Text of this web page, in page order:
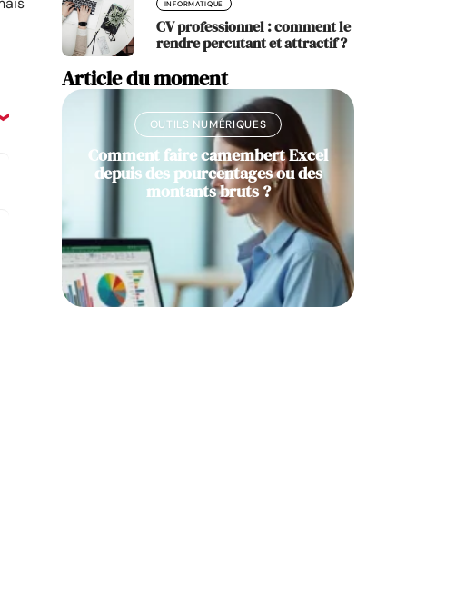
INFORMATIQUE
CV professionnel : comment le
rendre percutant et attractif ?
Article du moment
OUTILS NUMÉRIQUES
Comment faire camembert Excel
depuis des pourcentages ou des
montants bruts ?